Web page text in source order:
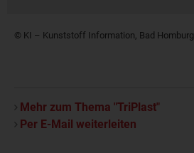
© KI – Kunststoff Information, Bad Homburg
Mehr zum Thema "TriPlast"
Per E-Mail weiterleiten